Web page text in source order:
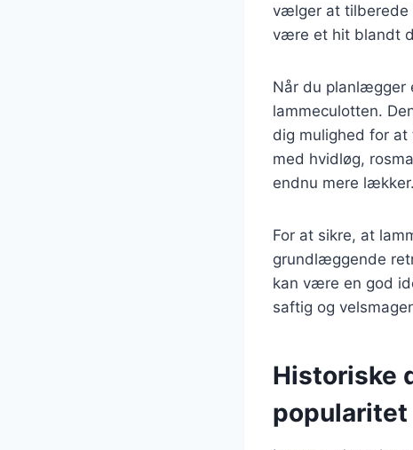
vælger at tilberede
være et hit blandt
Når du planlægger
lammeculotten.
dig mulighed for
med hvidløg,
endnu mere lækker.
For at sikre, at
grundlæggende
kan være en god
saftig og
Historiske
popularitet